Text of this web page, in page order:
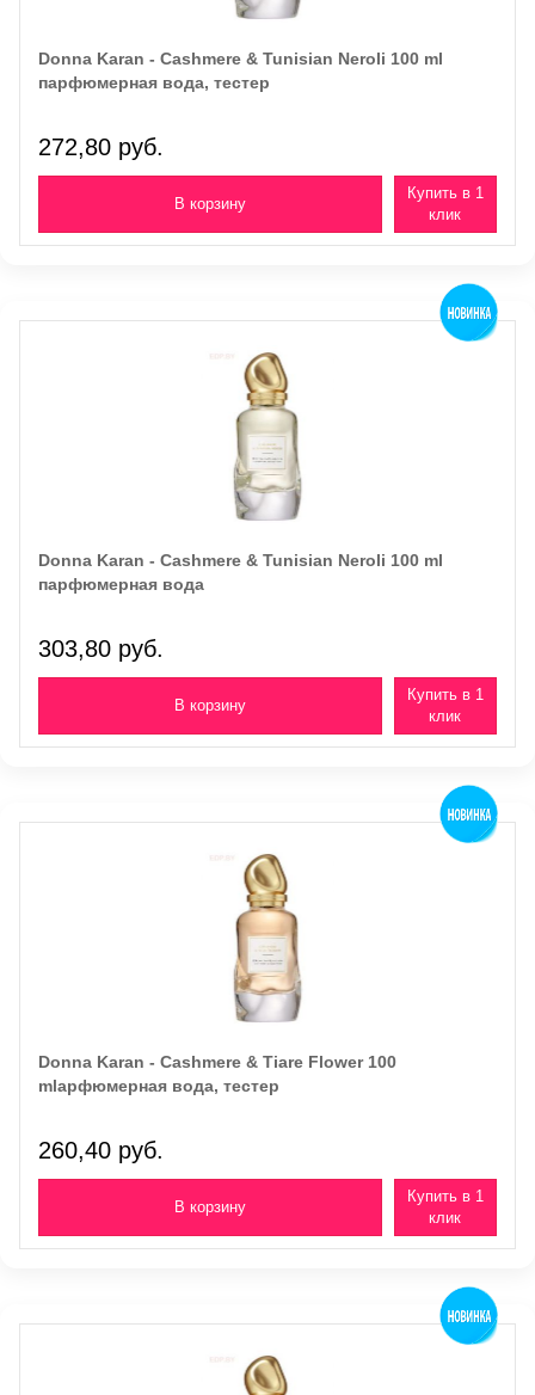
Donna Karan - Cashmere & Tunisian Neroli 100 ml
парфюмерная вода, тестер
272,80 руб.
Купить в 1
клик
Donna Karan - Cashmere & Tunisian Neroli 100 ml
парфюмерная вода
303,80 руб.
Купить в 1
клик
Donna Karan - Cashmere & Tiare Flower 100
mlарфюмерная вода, тестер
260,40 руб.
Купить в 1
клик